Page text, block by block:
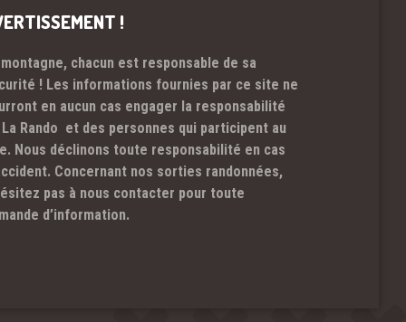
!
montagne, chacun est responsable de sa
! Les informations fournies par ce site ne
en aucun cas engager la responsabilité
Rando et des personnes qui participent au
Nous déclinons toute responsabilité en cas
Concernant nos sorties randonnées,
pas à nous contacter pour toute
d’information.